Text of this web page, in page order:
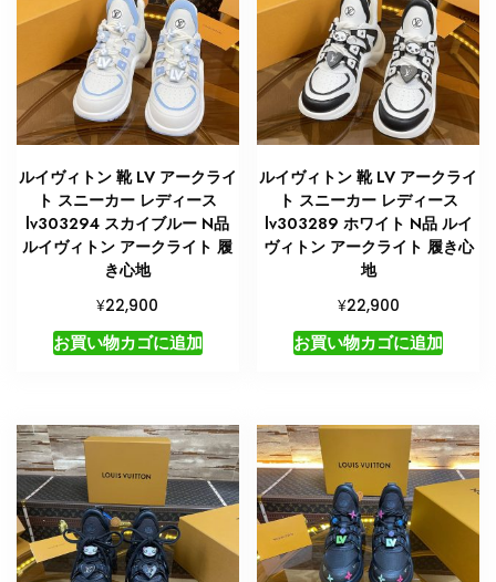
個
ルイヴィトン 靴 LV アークライ
ト スニーカー レディース
lv303294 スカイブルー N品
ルイヴィトン アークライト 履
き心地
¥22,900
お買い物カゴに追加
ルイヴィトン 靴 LV アークライ
ト スニーカー レディース
lv303289 ホワイト N品 ルイ
ヴィトン アークライト 履き心
地
¥22,900
お買い物カゴに追加